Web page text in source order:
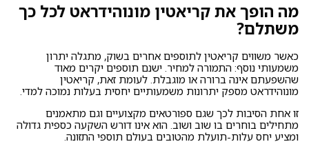
מה הופך את קריאטין מונוהידראט לכל כך
משתלם?
כאשר משווים קריאטין לתוספים אחרים בשוק, מתגלה יתרון
משמעותי נוסף: התמורה למחיר. ישנם תוספים יקרים מאוד
שהשפעתם אינה ברורה או מוגבלת. לעומת זאת, קריאטין
מונוהידראט מספק יתרונות משמעותיים יחסית בעלות נמוכה למדי.
זו אחת הסיבות לכך שגם ספורטאים מקצועיים וגם מתאמנים
מתחילים בוחרים בו שוב ושוב. הוא אינו דורש השקעה כספית גדולה
ומציע יחס עלות-תועלת מהטובים בעולם תוספי התזונה.